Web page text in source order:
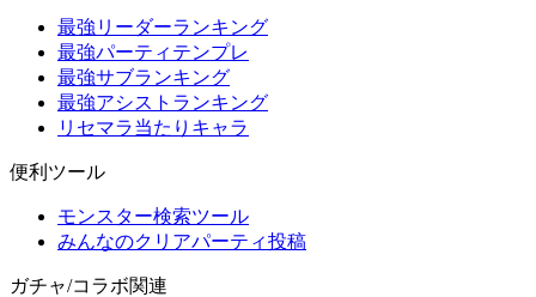
最強リーダーランキング
最強パーティテンプレ
最強サブランキング
最強アシストランキング
リセマラ当たりキャラ
便利ツール
モンスター検索ツール
みんなのクリアパーティ投稿
ガチャ/コラボ関連